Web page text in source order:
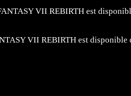
VII REBIRTH est